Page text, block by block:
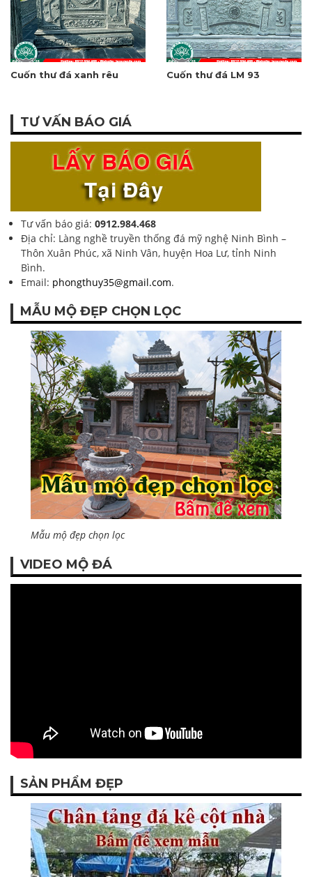
Cuốn thư đá xanh rêu Cuốn thư đá LM 93
TƯ VẤN BÁO GIÁ
Tư vấn báo giá: 0912.984.468
Địa chỉ: Làng nghề truyền thống đá mỹ nghệ Ninh Bình –
Thôn Xuân Phúc, xã Ninh Vân, huyện Hoa Lư, tỉnh Ninh
Bình.
Email: phongthuy35@gmail.com.
MẪU MỘ ĐẸP CHỌN LỌC
Mẫu mộ đẹp chọn lọc
VIDEO MỘ ĐÁ
SẢN PHẨM ĐẸP